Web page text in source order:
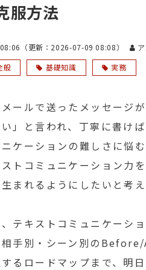
服方法
（更新： 2026-07-09 08:08）
般
基礎知識 実務
ールで送ったメッセージ
い」と言われ、丁寧に書け
ケーションの難しさに悩
トコミュニケーション力
まれるようにしたいと考
テキストコミュニケーシ
相手別・シーン別の
るロードマップまで、明